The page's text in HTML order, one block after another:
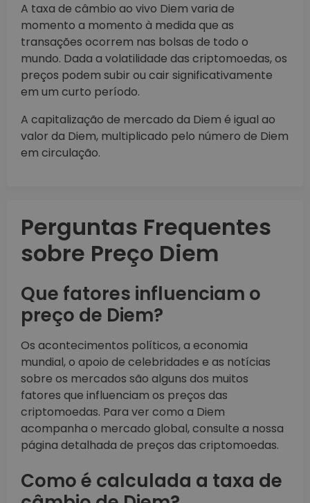
A taxa de câmbio ao vivo Diem varia de
momento a momento à medida que as
transações ocorrem nas bolsas de todo o
mundo. Dada a volatilidade das criptomoedas, os
preços podem subir ou cair significativamente
em um curto período.
A capitalização de mercado da Diem é igual ao
valor da Diem, multiplicado pelo número de Diem
em circulação.
Perguntas Frequentes
sobre Preço Diem
Que fatores influenciam o
preço de Diem?
Os acontecimentos políticos, a economia
mundial, o apoio de celebridades e as notícias
sobre os mercados são alguns dos muitos
fatores que influenciam os preços das
criptomoedas. Para ver como a Diem
acompanha o mercado global, consulte a nossa
página detalhada de preços das criptomoedas.
Como é calculada a taxa de